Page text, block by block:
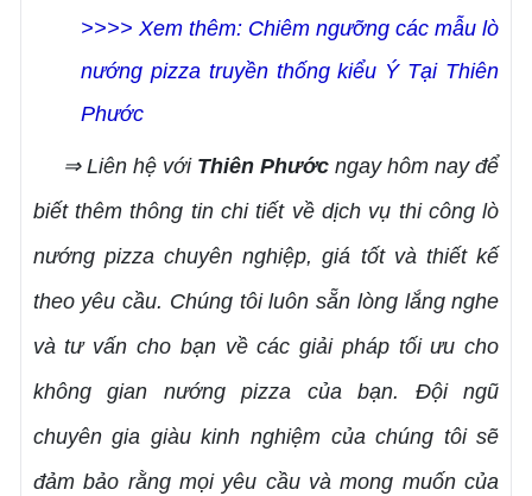
>>>> Xem thêm: Chiêm ngưỡng các mẫu lò
nướng pizza truyền thống kiểu Ý Tại Thiên
Phước
⇒ Liên hệ với Thiên Phước ngay hôm nay để
biết thêm thông tin chi tiết về dịch vụ thi công lò
nướng pizza chuyên nghiệp, giá tốt và thiết kế
theo yêu cầu. Chúng tôi luôn sẵn lòng lắng nghe
và tư vấn cho bạn về các giải pháp tối ưu cho
không gian nướng pizza của bạn. Đội ngũ
chuyên gia giàu kinh nghiệm của chúng tôi sẽ
đảm bảo rằng mọi yêu cầu và mong muốn của